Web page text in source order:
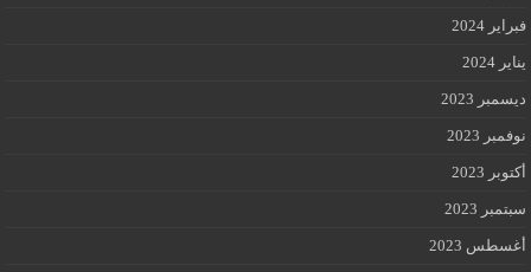
فبراير 2024
يناير 2024
ديسمبر 2023
نوفمبر 2023
أكتوبر 2023
سبتمبر 2023
أغسطس 2023